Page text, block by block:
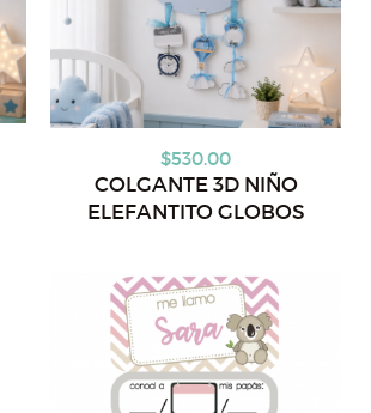
$530.00
COLGANTE 3D NIÑO
ELEFANTITO GLOBOS